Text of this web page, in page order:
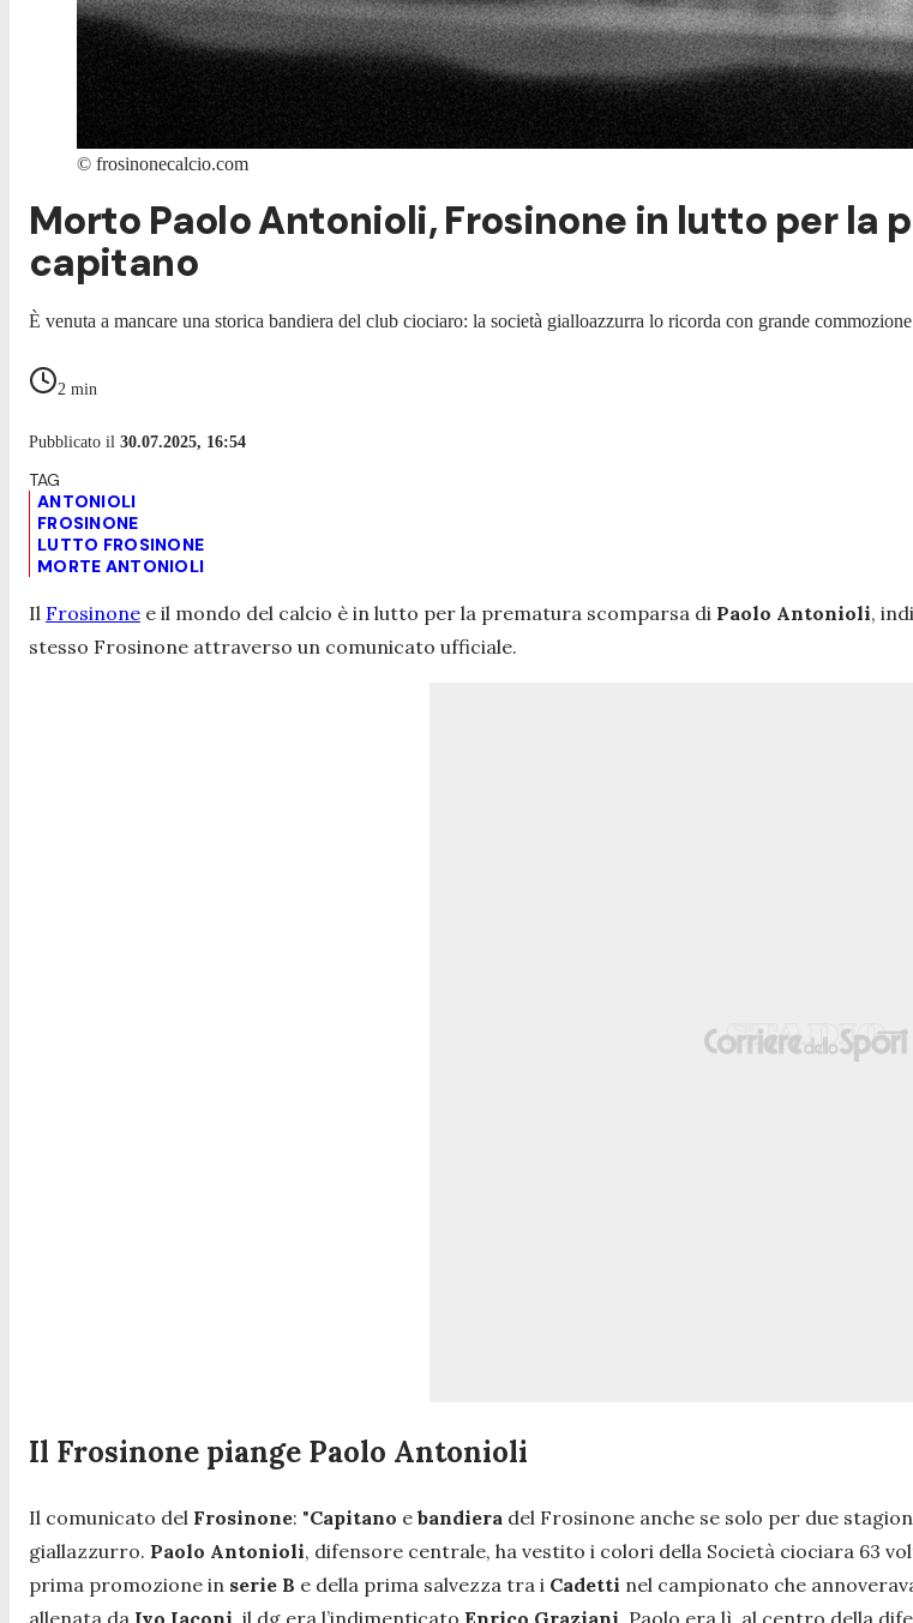
© frosinonecalcio.com
Morto Paolo Antonioli, Frosinone in lutto per la
capitano
È venuta a mancare una storica bandiera del club ciociaro: la società gialloazzurra lo ricorda con grande commozione
2 min
Pubblicato il 30.07.2025, 16:54
ANTONIOLI
FROSINONE
LUTTO FROSINONE
MORTE ANTONIOLI
Il Frosinone e il mondo del calcio è in lutto per la prematura scomparsa di Paolo Antonioli,
stesso Frosinone attraverso un comunicato ufficiale.
Il Frosinone piange Paolo Antonioli
Il comunicato del Frosinone: "Capitano e bandiera del Frosinone anche se solo per due
giallazzurro. Paolo Antonioli, difensore centrale, ha vestito i colori della Società ciociara 63
prima promozione in serie B e della prima salvezza tra i Cadetti nel campionato che